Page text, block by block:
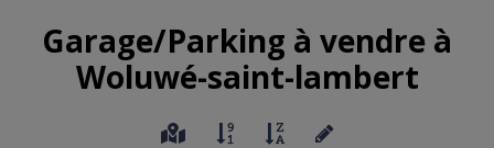
Garage/Parking à vendre à
Woluwé-saint-lambert